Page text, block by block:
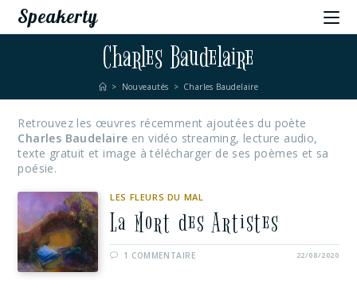
Speakerty
Charles Baudelaire
> Nouveautés > Charles Baudelaire
Retrouvez les œuvres récemment ajoutées du poète
Charles Baudelaire en vidéo streaming, lecture audio,
texte gratuit et image à télécharger de ses poèmes et sa
poésie.
LES FLEURS DU MAL
La Mort des Artistes
1 COMMENTAIRE 22/08/2020